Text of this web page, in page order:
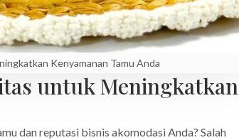
Kenyamanan Tamu Anda
untuk Meningkatkan
dan reputasi bisnis akomodasi Anda? Salah